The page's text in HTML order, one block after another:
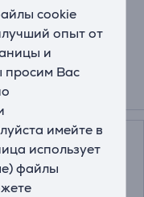
cookie
опыт от
и
просим Вас
имейте в
использует
файлы
длительного